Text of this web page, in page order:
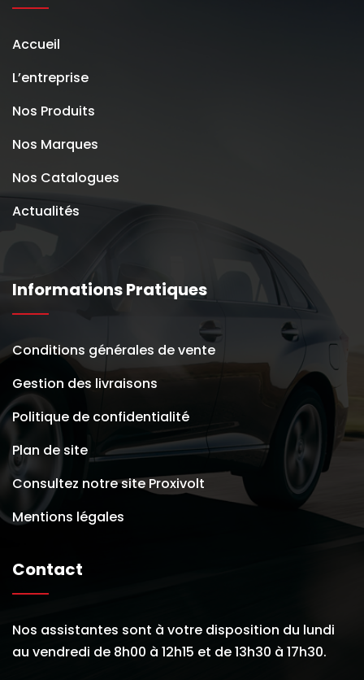
Accueil
L’entreprise
Nos Produits
Nos Marques
Nos Catalogues
Actualités
Informations Pratiques
Conditions générales de vente
Gestion des livraisons
Politique de confidentialité
Plan de site
Consultez notre site Proxivolt
Mentions légales
Contact
Nos assistantes sont à votre disposition du lundi
au vendredi de 8h00 à 12h15 et de 13h30 à 17h30.